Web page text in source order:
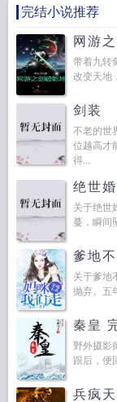
完结小说推荐
网游
带着九转
改变天地
剑装
不老的世
位越高才
得...
绝世
关于绝世
蔓，瞬间
爹地
关于爹地
抛弃。五
秦皇
野外摄影
跟后，便
兵疯